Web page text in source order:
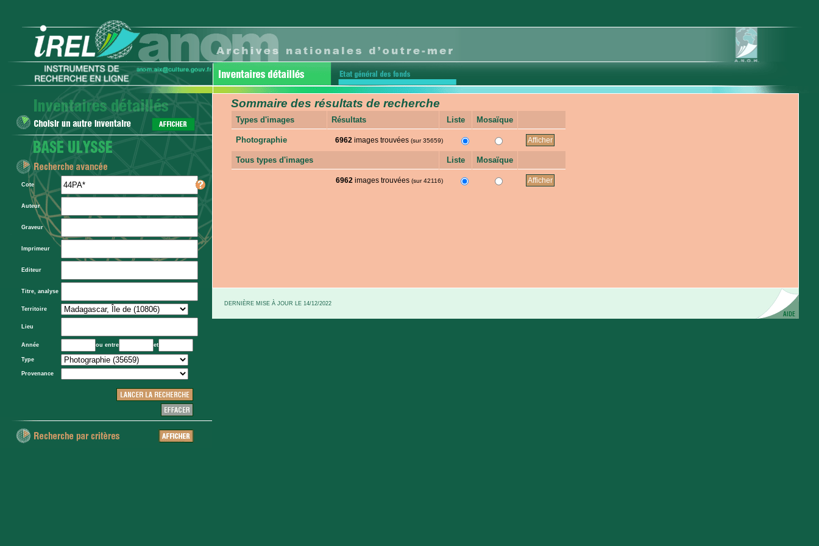
Cote
Auteur
Graveur
Imprimeur
Editeur
Titre, analyse
Territoire
Lieu
Année ou entre et
Type
Provenance
Sommaire des résultats de recherche
Types d'images Résultats Liste Mosaïque
Photographie 6962 images trouvées (sur 35659)
Tous types d'images Liste Mosaïque
6962 images trouvées (sur 42116)
DERNIÈRE MISE À JOUR LE 14/12/2022